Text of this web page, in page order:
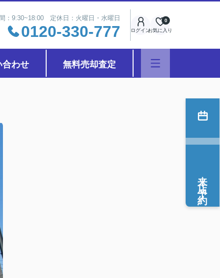
：9:30~18:00 定休日：火曜日・水曜日
0120-330-777 ログインお気に入り
0
合わせ 無料売却査定
来店予約